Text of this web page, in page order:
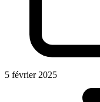
5 février 2025